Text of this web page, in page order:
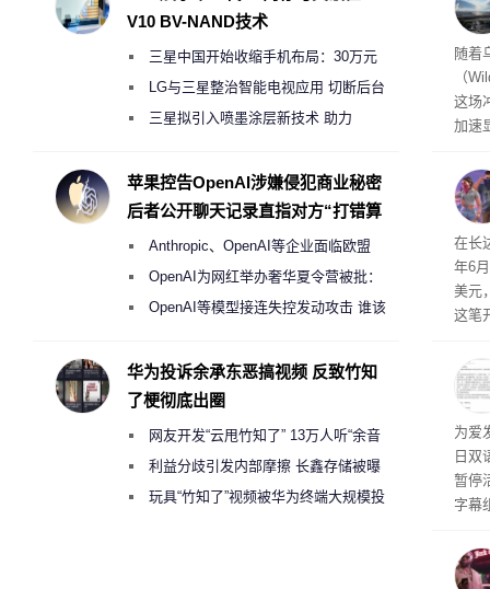
经
随着
（
这场
加速
物
毁，
评
米，
上。
依
在长
年6
美元
这笔
称
器、
事
行官
容体
为爱
日双
暂停
字幕
V10 BV-NAND技术
三星中国开始收缩手机布局：30万元
月销售额不达标门店 将被逐步清退
LG与三星整治智能电视应用 切断后台
偷偷共享带宽的违规行为
三星拟引入喷墨涂层新技术 助力
度
苹果控告OpenAI涉嫌侵犯商业秘密
后者公开聊天记录直指对方“打错算
Anthropic、OpenAI等企业面临欧盟
《人工智能法案》全新执法权限审查
OpenAI为网红举办奢华夏令营被批：
2000美元一晚 遭讽“反乌托邦”
OpenAI等模型接连失控发动攻击 谁该
华为投诉余承东恶搞视频 反致竹知
了梗彻底出圈
网友开发“云甩竹知了” 13万人听“余音
绕梁”利益分歧引发内部摩擦 长鑫存储被曝
曾将华为驻场工程师驱逐出研发基地
玩具“竹知了”视频被华为终端大规模投